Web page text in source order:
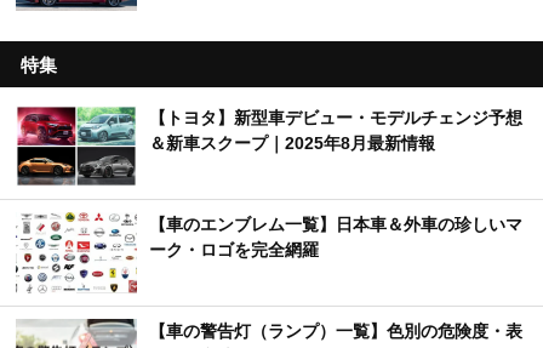
特集
【トヨタ】新型車デビュー・モデルチェンジ予想
＆新車スクープ｜2025年8月最新情報
【車のエンブレム一覧】日本車＆外車の珍しいマ
ーク・ロゴを完全網羅
【車の警告灯（ランプ）一覧】色別の危険度・表